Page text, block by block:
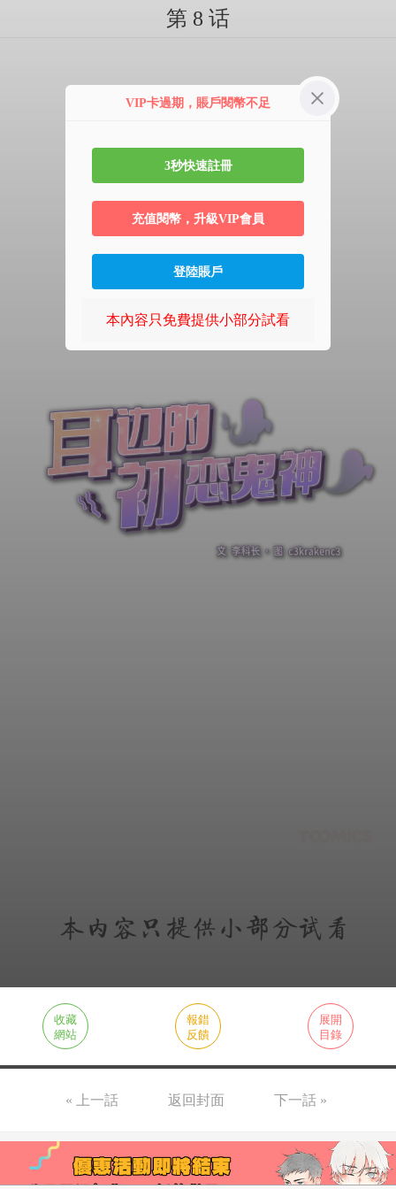
第 8 话
收藏
網站
報錯
反饋
展開
目錄
« 上一話 返回封面 下一話 »
VIP卡過期，賬戶閱幣不足
3秒快速註冊
充值閱幣，升級VIP會員
登陸賬戶
本內容只免費提供小部分試看